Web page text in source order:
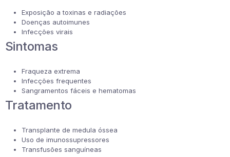
Exposição a toxinas e radiações
Doenças autoimunes
Infecções virais
Sintomas
Fraqueza extrema
Infecções frequentes
Sangramentos fáceis e hematomas
Tratamento
Transplante de medula óssea
Uso de imunossupressores
Transfusões sanguíneas